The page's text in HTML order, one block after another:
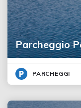
Parcheggio
PARCHEGGI